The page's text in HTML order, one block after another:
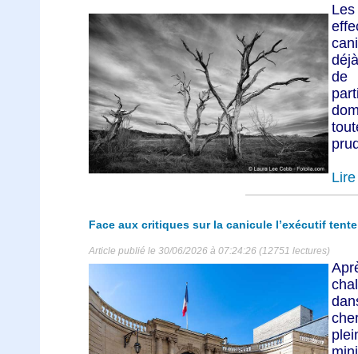
Face aux critiques sur la canicule l’exécutif
Article publié le 30/06/2026 à 07:24:26 (12751 lectures)